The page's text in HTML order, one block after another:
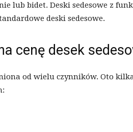
lub bidet. Deski sedesowe z
deski sedesowe.
cenę desek
od wielu czynników. Oto